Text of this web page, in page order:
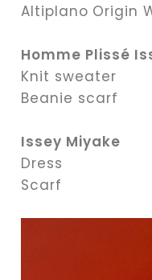
Altiplano Origin
Homme Plissé
Knit sweater
Beanie scarf
Issey Miyake
Dress
Scarf